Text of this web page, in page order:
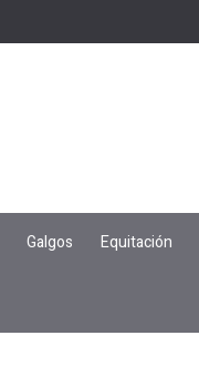
Galgos Equitación